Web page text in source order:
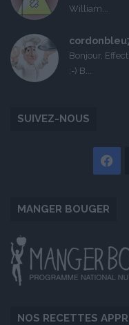
William...
Bonjour,
:-) B...
SUIVEZ-NOUS
MANGER BOUGER
NOS RECETTES